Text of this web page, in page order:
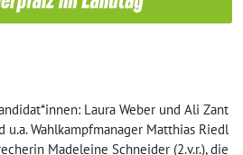
Laura Weber und Ali Zant
Wahlkampfmanager Matthias Riedl
Madeleine Schneider (2.v.r.), die